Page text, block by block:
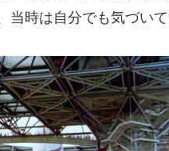
時は自分でも気づいて